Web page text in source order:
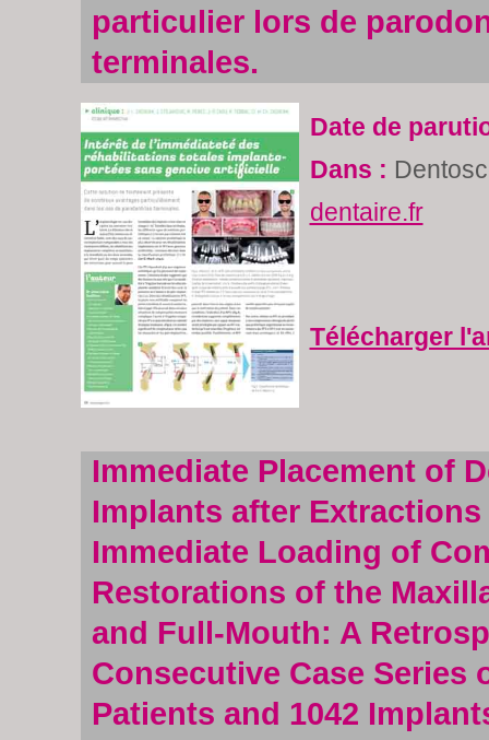
particulier lors de
terminales.
Date de
Dans :
dentaire.fr
Télécharger
Immediate Placement of
Implants after Extractions
Immediate Loading of
Restorations of the
and Full-Mouth: A
Consecutive Case Series
Patients and 1042